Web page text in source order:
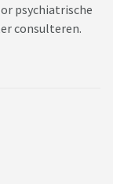
psychiatrische
consulteren.